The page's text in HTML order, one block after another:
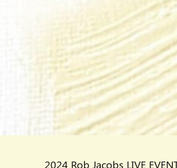
2024 Rob Jacobs LIVE